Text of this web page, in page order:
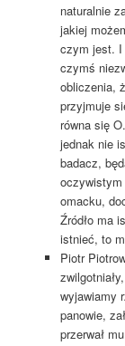
naturalnie
jakiej
czym jest. I
czymś
obliczenia,
przyjmuje
równa się
jednak nie
badacz,
omacku,
Źródło ma
istnieć, to
Piotr
wyjawiamy
panowie,
przerwał